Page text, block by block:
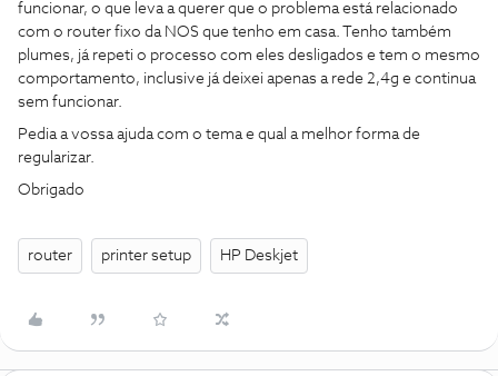
funcionar, o que leva a querer que o problema está relacionado
com o router fixo da NOS que tenho em casa. Tenho também
plumes, já repeti o processo com eles desligados e tem o mesmo
comportamento, inclusive já deixei apenas a rede 2,4g e continua
sem funcionar.
Pedia a vossa ajuda com o tema e qual a melhor forma de
regularizar.
Obrigado
router printer setup HP Deskjet